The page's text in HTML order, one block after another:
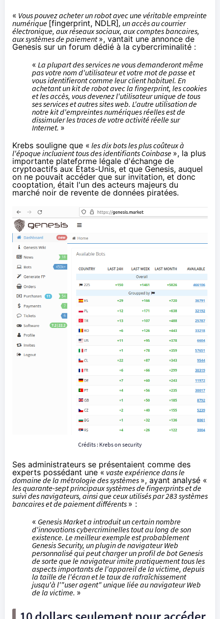
« Vous pouvez acheter un robot avec une véritable empreinte
numérique [fingerprint, NDLR], un accès au courrier
électronique, aux réseaux sociaux, aux comptes bancaires,
aux systèmes de paiement», vantait une annonce de
Genesis sur un forum dédié à la cybercriminalité :
« La plupart des services ne vous demanderont même
pas votre nom d'utilisateur et votre mot de passe et
vous identifieront comme leur client habituel. En
achetant un kit de robot avec la fingerprint, les cookies
et les accès, vous devenez l'utilisateur unique de tous
ses services et autres sites web. L'autre utilisation de
notre kit d'empreintes numériques réelles est de
dissimuler les traces de votre activité réelle sur
Internet. »
Krebs souligne que « les dix bots les plus coûteux à
l'époque incluaient tous des identifiants Coinbase », la plus
importante plateforme légale d'échange de
cryptoactifs aux États-Unis, et que Genesis, auquel
on ne pouvait accéder que sur invitation, et donc
cooptation, était l'un des acteurs majeurs du
marché noir de revente de données piratées.
Crédits : Krebs on security
Ses administrateurs se présentaient comme des
experts possédant une « vaste expérience dans le
domaine de la métrologie des systèmes », ayant analysé «
les quarante-sept principaux systèmes de fingerprints et de
suivi des navigateurs, ainsi que ceux utilisés par 283 systèmes
bancaires et de paiement différents » :
« Genesis Market a introduit un certain nombre
d'innovations cybercriminelles tout au long de son
existence. Le meilleur exemple est probablement
Genesis Security, un plugin de navigateur Web
personnalisé qui peut charger un profil de bot Genesis
de sorte que le navigateur imite pratiquement tous les
aspects importants de l'appareil de la victime, depuis
la taille de l'écran et le taux de rafraîchissement
jusqu'à l'"user agent" unique liée au navigateur Web
de la victime. »